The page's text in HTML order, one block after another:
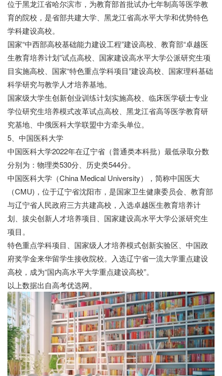
位于黑龙江省哈尔滨市，为教育部首批试办七年制高等医学教
育的院校，是省部共建大学、黑龙江省高水平大学和优势特色
学科建设高校。
国家“中西部高校基础能力建设工程”建设高校、教育部“卓越医
生教育培养计划”试点高校、国家建设高水平大学公派研究生项
目实施高校、国家“特色重点学科项目”建设高校、国家理科基础
科学研究与教学人才培养基地。
国家级大学生创新创业训练计划实施高校、临床医学硕士专业
学位研究生培养模式改革试点高校、黑龙江省高等医学教育研
究基地、中俄医科大学联盟中方牵头单位。
5、中国医科大学
中国医科大学2022年在辽宁省（普通类本科批）最低录取分数
分别为：物理类530分、历史类544分。
中国医科大学（China Medical University），简称中国医大
（CMU)，位于辽宁省沈阳市，是国家卫生健康委员会、教育部
与辽宁省人民政府三方共建高校，入选卓越医生教育培养计
划、拔尖创新人才培养项目、国家建设高水平大学公派研究生
项目。
特色重点学科项目、国家级人才培养模式创新实验区、中国政
府奖学金来华留学生接收院校。入选辽宁省一流大学重点建设
高校，成为“国内高水平大学重点建设高校”。
以上数据出自高考优选网。